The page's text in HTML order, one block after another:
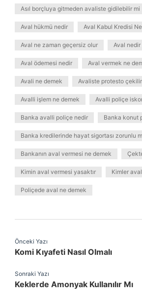
Asıl borçluya gitmeden avaliste gidilebilir mi
Aval hükmü nedir Aval Kabul Kredisi
Aval ne zaman geçersiz olur Aval nedir
Aval ödemesi nedir Aval vermek ne
Avali ne demek Avaliste protesto
Avalli işlem ne demek Avalli poliçe
Banka avalli poliçe nedir Banka konut
Banka kredilerinde hayat sigortası zorunlu
Bankanın aval vermesi ne demek
Kimin aval vermesi yasaktır Kimler
Poliçede aval ne demek
Önceki Yazı
Komi Kıyafeti Nasıl Olmalı
Sonraki Yazı
Keklerde Amonyak Kullanılır Mı